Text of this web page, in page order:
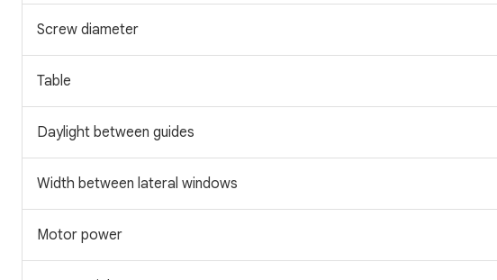
Screw diameter
Table
Daylight between guides
Width between lateral windows
Motor power